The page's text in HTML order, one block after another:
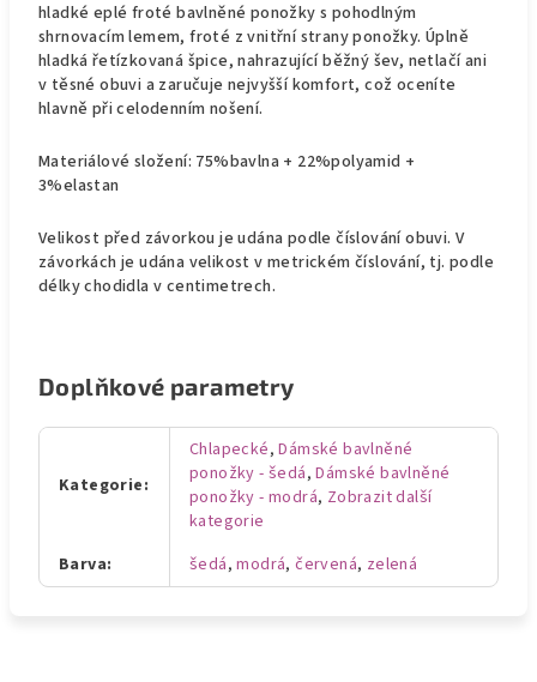
hladké eplé froté bavlněné ponožky s pohodlným
shrnovacím lemem, froté z vnitřní strany ponožky. Úplně
hladká řetízkovaná špice, nahrazující běžný šev, netlačí ani
v těsné obuvi a zaručuje nejvyšší komfort, což oceníte
hlavně při celodenním nošení.
Materiálové složení: 75%bavlna + 22%polyamid +
3%elastan
Velikost před závorkou je udána podle číslování obuvi. V
závorkách je udána velikost v metrickém číslování, tj. podle
délky chodidla v centimetrech.
Doplňkové parametry
Kategorie:
Chlapecké,Dámské bavlněné
ponožky - šedá,Dámské bavlněné
ponožky - modrá, Zobrazit další
kategorie
Barva: šedá,modrá,červená, zelená